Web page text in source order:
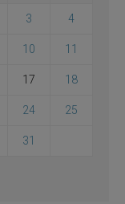
3 4
10 11
17 18
24 25
31